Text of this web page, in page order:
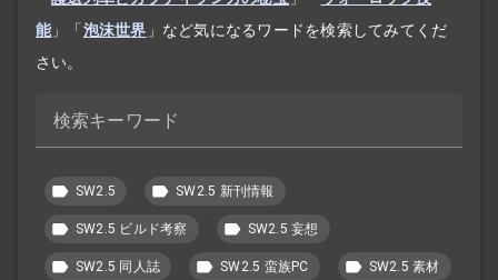
能」「 泡沫世界 」など気になるワードを検索してみてくだ
さい。
検索キーワード
SW2.5 SW2.5 新刊情報
SW2.5 ビルド考察 SW2.5 妄想
SW2.5 同人誌 SW2.5 蛮族PC SW2.5 素材